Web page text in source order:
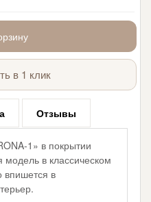
в 1 клик
Отзывы
1» в покрытии
в классическом
впишется в